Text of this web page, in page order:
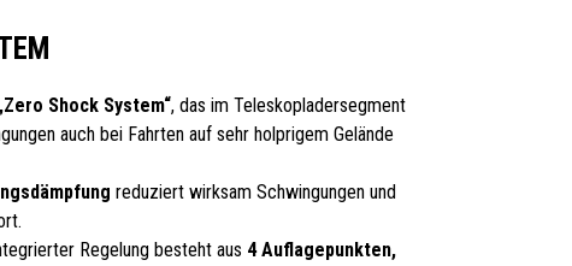
Shock System“, das im Teleskopladersegment
auch bei Fahrten auf sehr holprigem Gelände
reduziert wirksam Schwingungen und
Regelung besteht aus 4 Auflagepunkten,